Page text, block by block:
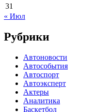
31
« Июл
Рубрики
Автоновости
Автособытия
Автоспорт
Автоэксперт
Актеры
Аналитика
Баскетбол